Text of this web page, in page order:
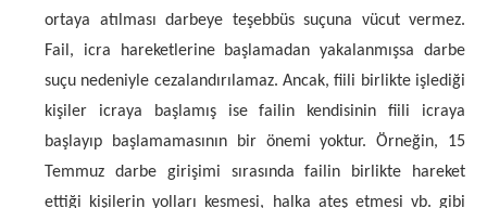
ortaya atılması darbeye teşebbüs suçuna vücut vermez.
Fail, icra hareketlerine başlamadan yakalanmışsa darbe
suçu nedeniyle cezalandırılamaz. Ancak, fiili birlikte işlediği
kişiler icraya başlamış ise failin kendisinin fiili icraya
başlayıp başlamamasının bir önemi yoktur. Örneğin, 15
Temmuz darbe girişimi sırasında failin birlikte hareket
ettiği kişilerin yolları kesmesi, halka ateş etmesi vb. gibi